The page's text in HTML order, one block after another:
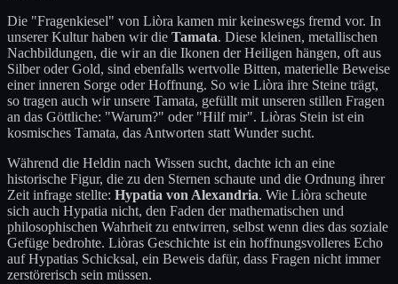
Die "Fragenkiesel" von Liòra kamen mir keineswegs fremd vor. In
unserer Kultur haben wir die Tamata. Diese kleinen, metallischen
Nachbildungen, die wir an die Ikonen der Heiligen hängen, oft aus
Silber oder Gold, sind ebenfalls wertvolle Bitten, materielle Beweise
einer inneren Sorge oder Hoffnung. So wie Liòra ihre Steine trägt,
so tragen auch wir unsere Tamata, gefüllt mit unseren stillen Fragen
an das Göttliche: "Warum?" oder "Hilf mir". Liòras Stein ist ein
kosmisches Tamata, das Antworten statt Wunder sucht.
Während die Heldin nach Wissen sucht, dachte ich an eine
historische Figur, die zu den Sternen schaute und die Ordnung ihrer
Zeit infrage stellte: Hypatia von Alexandria. Wie Liòra scheute
sich auch Hypatia nicht, den Faden der mathematischen und
philosophischen Wahrheit zu entwirren, selbst wenn dies das soziale
Gefüge bedrohte. Liòras Geschichte ist ein hoffnungsvolleres Echo
auf Hypatias Schicksal, ein Beweis dafür, dass Fragen nicht immer
zerstörerisch sein müssen.